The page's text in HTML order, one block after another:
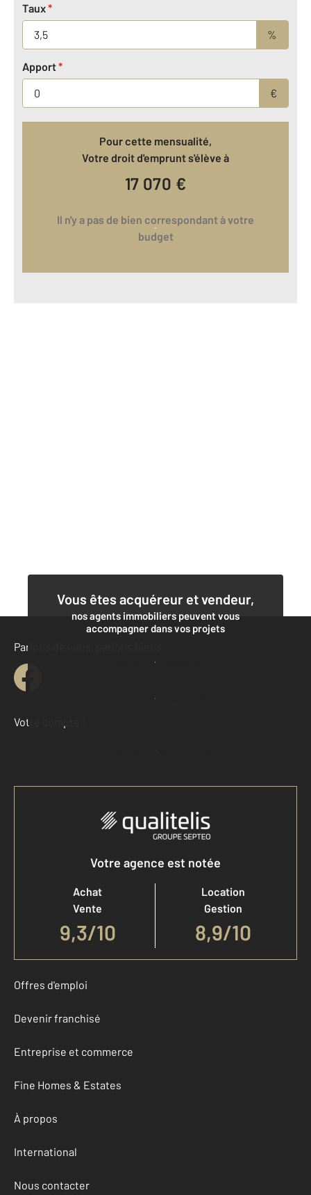
Taux*
%
Apport*
€
Pour cette mensualité,
Votre droit d'emprunt s'élève à
17 070 €
Il n'y a pas de bien correspondant à votre
budget
Vous êtes acquéreur et vendeur,
nos agents immobiliers peuvent vous
accompagner dans vos projets
Contacter l'agence
Demander une estimation
Parlons de vous, parlons biens
Votre compte :
Accéder à mon compte
Votre agence est notée
Achat
Vente
9,3/10
Location
Gestion
8,9/10
Offres d'emploi
Devenir franchisé
Entreprise et commerce
Fine Homes & Estates
À propos
International
Nous contacter